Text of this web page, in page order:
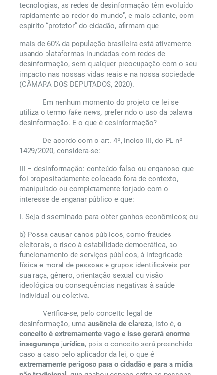
tecnologias, as redes de desinformação têm evoluído
rapidamente ao redor do mundo”, e mais adiante, com
espírito “protetor” do cidadão, afirmam que
mais de 60% da população brasileira está ativamente
usando plataformas inundadas com redes de
desinformação, sem qualquer preocupação com o seu
impacto nas nossas vidas reais e na nossa sociedade
(CÂMARA DOS DEPUTADOS, 2020).
Em nenhum momento do projeto de lei se
utiliza o termo fake news, preferindo o uso da palavra
desinformação. E o que é desinformação?
De acordo com o art. 4º, inciso III, do PL nº
1429/2020, considera-se:
III – desinformação: conteúdo falso ou enganoso que
foi propositadamente colocado fora de contexto,
manipulado ou completamente forjado com o
interesse de enganar público e que:
I. Seja disseminado para obter ganhos econômicos; ou
b) Possa causar danos públicos, como fraudes
eleitorais, o risco à estabilidade democrática, ao
funcionamento de serviços públicos, à integridade
física e moral de pessoas e grupos identificáveis por
sua raça, gênero, orientação sexual ou visão
ideológica ou consequências negativas à saúde
individual ou coletiva.
Verifica-se, pelo conceito legal de
desinformação, uma ausência de clareza, isto é, o
conceito é extremamente vago e isso gerará enorme
insegurança jurídica, pois o conceito será preenchido
caso a caso pelo aplicador da lei, o que é
extremamente perigoso para o cidadão e para a mídia